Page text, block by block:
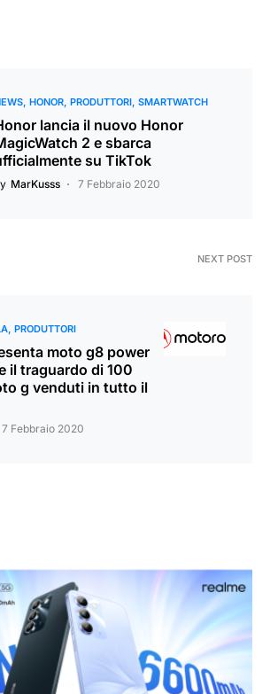
HONOR PRODUTTORI SMARTWATCH
lancia il nuovo Honor
2 e sbarca
su TikTok
MarKusss 7 Febbraio 2020
NEXT POST
PRODUTTORI
moto g8 power
il traguardo di 100
g venduti in tutto il
7 Febbraio 2020